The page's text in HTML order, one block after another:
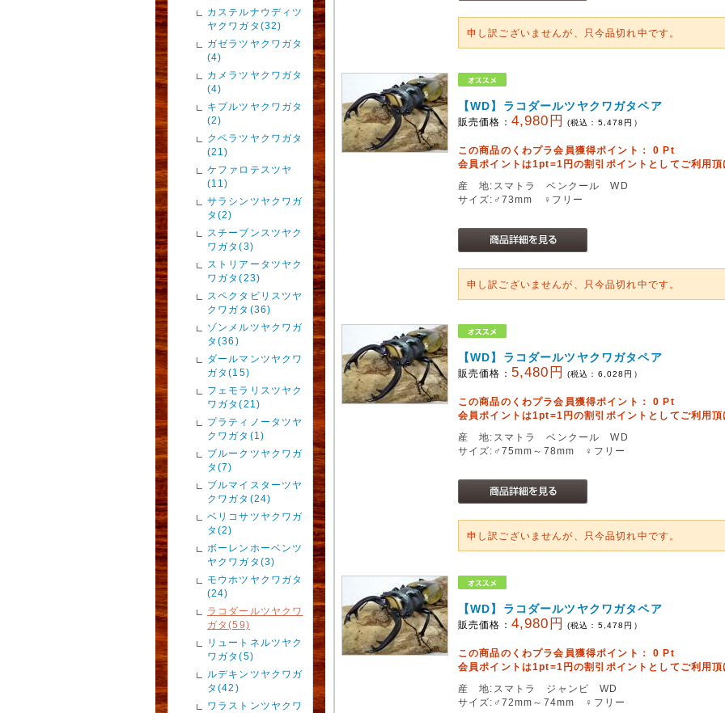
カステルナウディツ
ヤクワガタ(32)
ガゼラツヤクワガタ
(4)
カメラツヤクワガタ
(4)
キプルツヤクワガタ
(2)
クベラツヤクワガタ
(21)
ケファロテスツヤ
(11)
サラシンツヤクワガ
タ(2)
スチーブンスツヤク
ワガタ(3)
ストリアータツヤク
ワガタ(23)
スペクタビリスツヤ
クワガタ(36)
ゾンメルツヤクワガ
タ(36)
ダールマンツヤクワ
ガタ(15)
フェモラリスツヤク
ワガタ(21)
プラティノータツヤ
クワガタ(1)
ブルークツヤクワガ
タ(7)
ブルマイスターツヤ
クワガタ(24)
ベリコサツヤクワガ
タ(2)
ボーレンホーベンツ
ヤクワガタ(3)
モウホツヤクワガタ
(24)
ラコダールツヤクワ
ガタ(59)
リュートネルツヤク
ワガタ(5)
ルデキンツヤクワガ
タ(42)
ワラストンツヤクワ
申し訳ございませんが、只今品切れ中です。
【WD】ラコダールツヤクワガタペア
販売価格： 4,980円 (税込： 5,478 円）
この商品のくわプラ会員獲得ポイント：0 Pt
会員ポイントは1pt=1円の割引ポイントとしてご利用頂
産 地:スマトラ ベンクール WD
サイズ:♂73mm ♀フリー
申し訳ございませんが、只今品切れ中です。
【WD】ラコダールツヤクワガタペア
販売価格： 5,480円 (税込： 6,028 円）
この商品のくわプラ会員獲得ポイント：0 Pt
会員ポイントは1pt=1円の割引ポイントとしてご利用頂
産 地:スマトラ ベンクール WD
サイズ:♂75mm～78mm ♀フリー
申し訳ございませんが、只今品切れ中です。
【WD】ラコダールツヤクワガタペア
販売価格： 4,980円 (税込： 5,478 円）
この商品のくわプラ会員獲得ポイント：0 Pt
会員ポイントは1pt=1円の割引ポイントとしてご利用頂
産 地:スマトラ ジャンビ WD
サイズ:♂72mm～74mm ♀フリー